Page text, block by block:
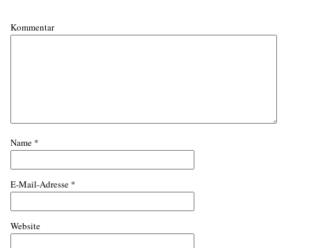
Kommentar
Name *
E-Mail-Adresse *
Website